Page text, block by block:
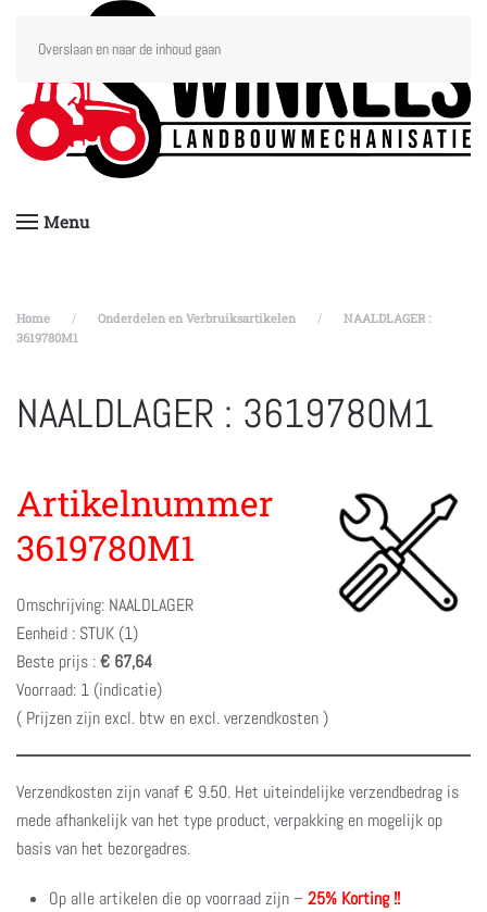
Overslaan en naar de inhoud gaan
Menu
Home Onderdelen en Verbruiksartikelen
NAALDLAGER :
3619780M1
NAALDLAGER : 3619780M1
Artikelnummer
3619780M1
Omschrijving: NAALDLAGER
Eenheid : STUK (1)
Beste prijs :€ 67,64
Voorraad: 1 (indicatie)
( Prijzen zijn excl. btw en excl. verzendkosten )
Verzendkosten zijn vanaf € 9.50. Het uiteindelijke verzendbedrag is
mede afhankelijk van het type product, verpakking en mogelijk op
basis van het bezorgadres.
Op alle artikelen die op voorraad zijn – 25% Korting !!